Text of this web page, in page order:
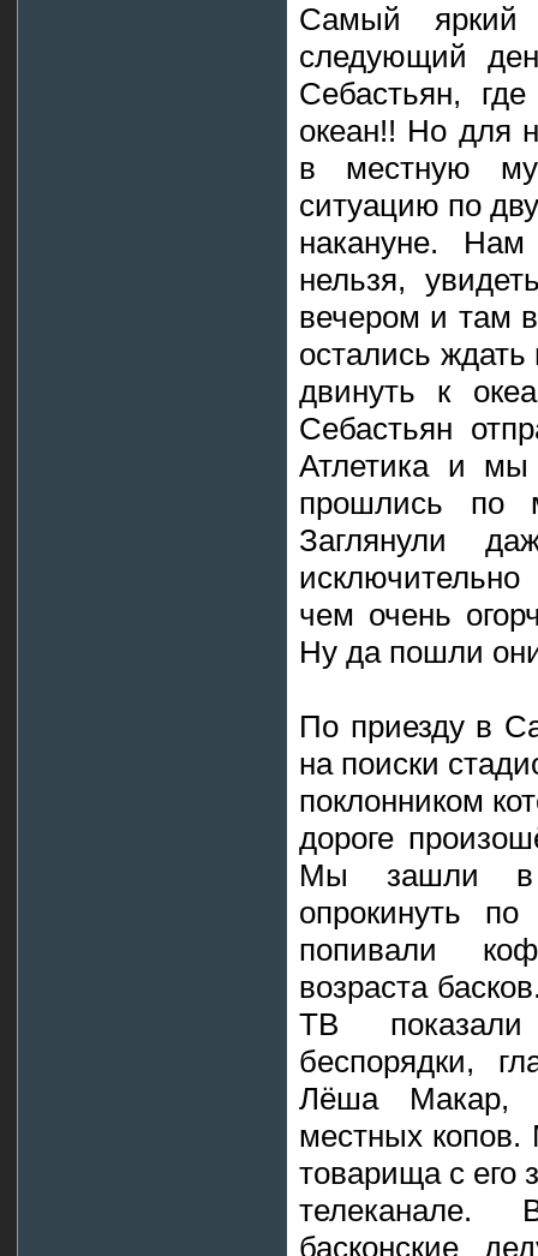
Самый яркий
следующий
Себастьян,
океан!! Но для
в местную
ситуацию по
накануне.
нельзя,
вечером и там
остались
двинуть к
Себастьян
Атлетика и мы
прошлись по
Заглянули
чем очень
Ну да пошли
По приезду в
на поиски
поклонником
дороге
Мы зашли в
опрокинуть
попивали
возраста
ТВ
беспорядки,
Лёша Макар,
местных копов.
товарища с его
басконские